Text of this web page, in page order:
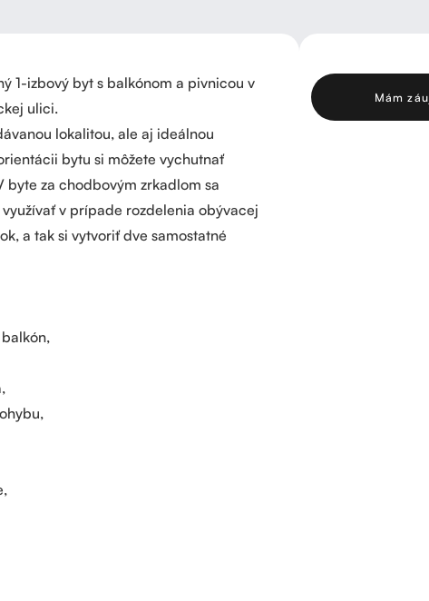
1-izbový byt s balkónom a pivnicou v
ulici.
lokalitou, ale aj ideálnou
bytu si môžete vychutnať
byte za chodbovým zrkadlom sa
v prípade rozdelenia obývacej
a tak si vytvoriť dve samostatné
Mám